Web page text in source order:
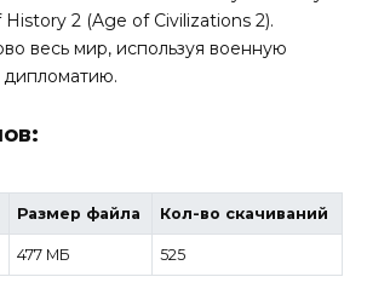
2 (Age of Civilizations 2).
весь мир, используя военную
дипломатию.
Размер файла Кол-во скачиваний
477 МБ 525